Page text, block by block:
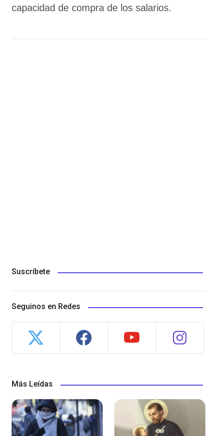
capacidad de compra de los salarios.
Suscríbete
Seguinos en Redes
Más Leídas